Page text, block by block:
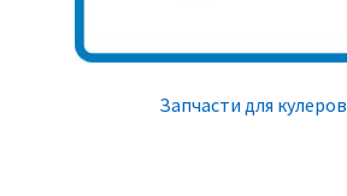
Запчасти для кулеров